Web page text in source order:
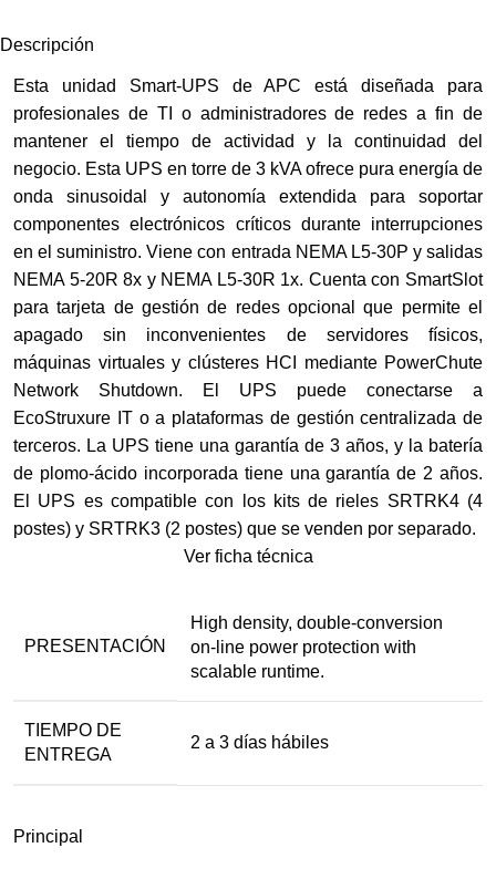
Descripción
Esta unidad Smart-UPS de APC está diseñada para
profesionales de TI o administradores de redes a fin de
mantener el tiempo de actividad y la continuidad del
negocio. Esta UPS en torre de 3 kVA ofrece pura energía de
onda sinusoidal y autonomía extendida para soportar
componentes electrónicos críticos durante interrupciones
en el suministro. Viene con entrada NEMA L5-30P y salidas
NEMA 5-20R 8x y NEMA L5-30R 1x. Cuenta con SmartSlot
para tarjeta de gestión de redes opcional que permite el
apagado sin inconvenientes de servidores físicos,
máquinas virtuales y clústeres HCI mediante PowerChute
Network Shutdown. El UPS puede conectarse a
EcoStruxure IT o a plataformas de gestión centralizada de
terceros. La UPS tiene una garantía de 3 años, y la batería
de plomo-ácido incorporada tiene una garantía de 2 años.
El UPS es compatible con los kits de rieles SRTRK4 (4
postes) y SRTRK3 (2 postes) que se venden por separado.
Ver ficha técnica
PRESENTACIÓN
High density, double-conversion
on-line power protection with
scalable runtime.
TIEMPO DE
ENTREGA
2 a 3 días hábiles
Principal